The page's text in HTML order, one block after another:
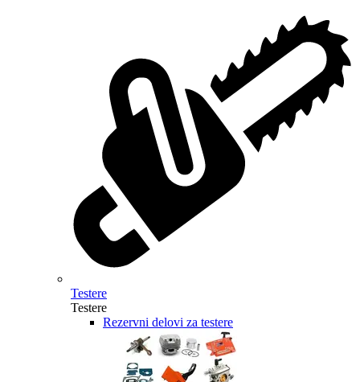
Testere
Testere
Rezervni delovi za testere